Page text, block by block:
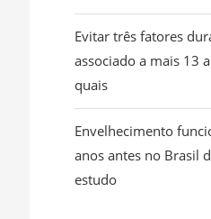
Evitar três fatores
associado a mais 13
quais
Envelhecimento
anos antes no Brasil
estudo